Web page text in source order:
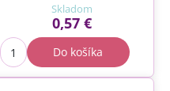
Skladom
0,57 €
Do košíka